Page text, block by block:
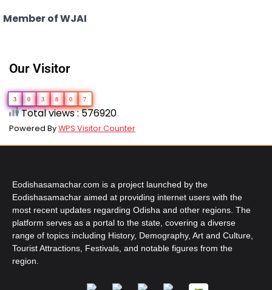
Member of WJAI
Our Visitor
3 0 3 8 0 7
Total views : 576920
Powered ByWPS Visitor Counter
Eodishasamachar.com is a project launched by the
Eodishasamachar aimed at providing internet users with the
most recent updates regarding Odisha and other regions. The
platform serves as a portal to the state, covering a diverse
range of topics including History, Demography, Art and Culture,
Tourist Attractions, Festivals, and notable figures from the
region.